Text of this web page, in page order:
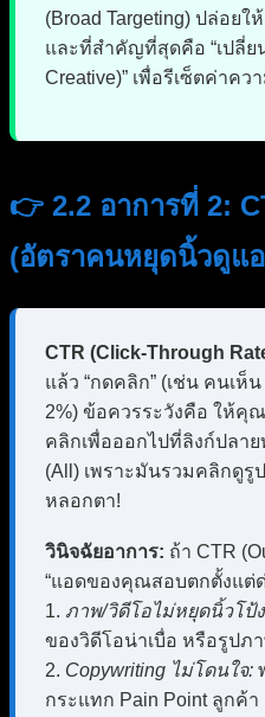
(Broad Targeting) ปล่อย
และที่สำคัญที่สุดคือ “เปลี่ย
Creative)” เพื่อรีเซ็ตค่าคว
👉 2.2 อาการที่ 2:
(อัตราคนหยุดนิ้วดูแ
CTR (Click-Through
แล้ว “กดคลิก” (เช่น คนเห็
2%) ข้อควรระวังคือ ให้คุ
คลิกเพื่อออกไปที่ลิงก์ปลาย
(All) เพราะมันรวมคลิกดูรู
หลอกตา!
วินิจฉัยอาการ: ถ้า CTR
“แอดของคุณสอบตกตั้งแต่
1. ภาพ/วิดีโอไม่หยุดนิ้วโป้ง
ของวิดีโอน่าเบื่อ หรือรูปภ
2. Copywriting ไม่โดนใจ:
กระแทก Pain Point ลูกค้